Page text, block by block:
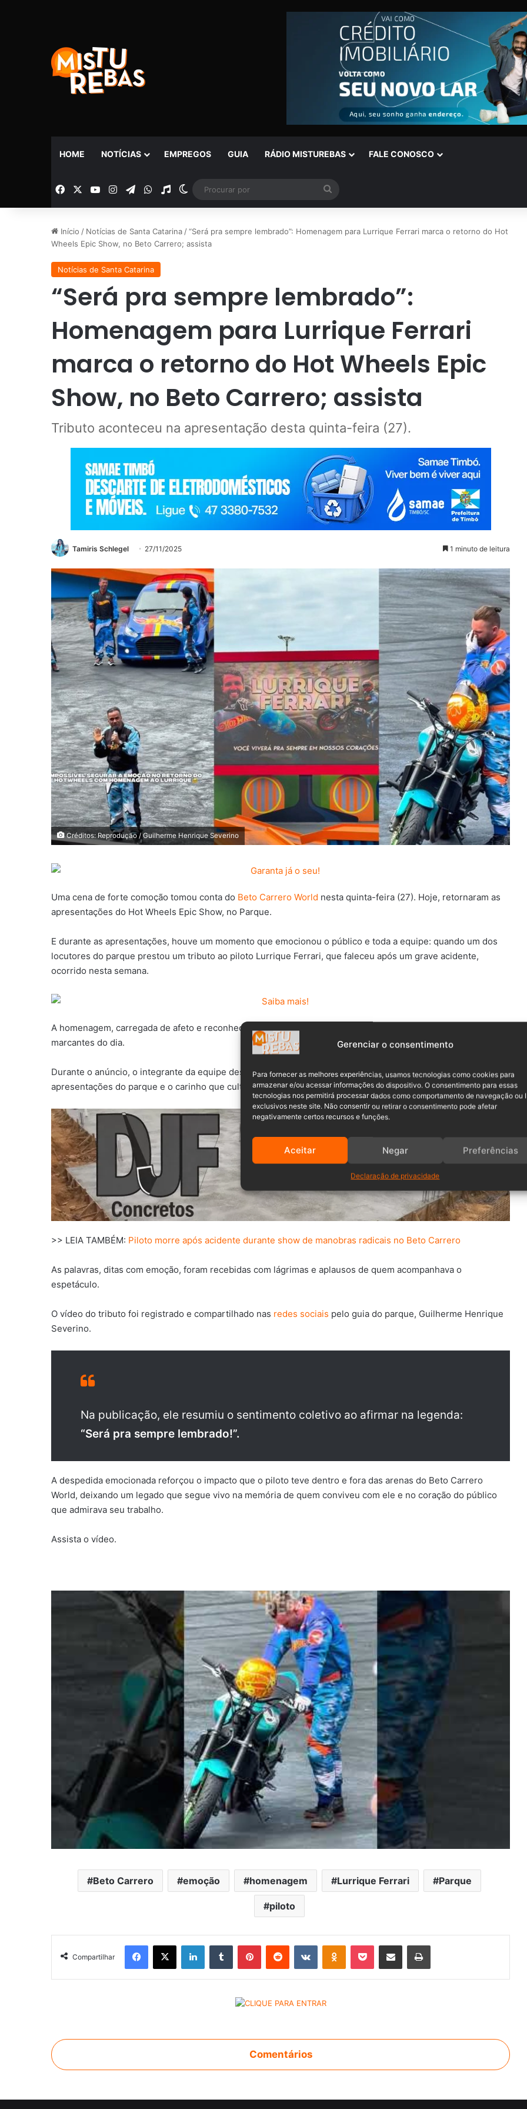
Gerenciar o consentimento
Para fornecer as melhores experiências, usamos tecnologias como cookies para
armazenar e/ou acessar informações do dispositivo. O consentimento para essas
tecnologias nos permitirá processar dados como comportamento de navegação ou
exclusivos neste site. Não consentir ou retirar o consentimento pode afetar
negativamente certos recursos e funções.
Aceitar Negar Preferências
Declaração de privacidade
HOME NOTÍCIAS EMPREGOS GUIA RÁDIO MISTUREBAS FALE CONOSCO
Facebook YouTubeInstagramTelegramWhatsApp
Rádio Switch skin
por
Início / Notícias de Santa Catarina /“Será pra sempre lembrado”: Homenagem para Lurrique Ferrari marca o retorno do Hot
Wheels Epic Show, no Beto Carrero; assista
Notícias de Santa Catarina
“Será pra sempre lembrado”:
Homenagem para Lurrique Ferrari
marca o retorno do Hot Wheels Epic
Show, no Beto Carrero; assista
Tributo aconteceu na apresentação desta quinta-feira (27).
Tamiris Schlegel 27/11/2025 1 minuto de leitura
Créditos: Reprodução / Guilherme Henrique Severino
Uma cena de forte comoção tomou conta do Beto Carrero World nesta quinta-feira (27). Hoje, retornaram as
apresentações do Hot Wheels Epic Show, no Parque.
E durante as apresentações, houve um momento que emocionou o público e toda a equipe: quando um dos
locutores do parque prestou um tributo ao piloto Lurrique Ferrari, que faleceu após um grave acidente,
ocorrido nesta semana.
A homenagem, carregada de afeto e reconhecimento, rapidamente se tornou um dos momentos mais
marcantes do dia.
Durante o anúncio, o integrante da equipe destacou a paixão de Lurrique pela velocidade, sua dedicação às
apresentações do parque e o carinho que cultivou entre colegas e fãs ao longo dos anos.
>> LEIA TAMBÉM: Piloto morre após acidente durante show de manobras radicais no Beto Carrero
As palavras, ditas com emoção, foram recebidas com lágrimas e aplausos de quem acompanhava o
espetáculo.
O vídeo do tributo foi registrado e compartilhado nas redes sociais pelo guia do parque, Guilherme Henrique
Severino.
Na publicação, ele resumiu o sentimento coletivo ao afirmar na legenda:
“Será pra sempre lembrado!”.
A despedida emocionada reforçou o impacto que o piloto teve dentro e fora das arenas do Beto Carrero
World, deixando um legado que segue vivo na memória de quem conviveu com ele e no coração do público
que admirava seu trabalho.
Assista o vídeo.
Beto Carrero emoção homenagem Lurrique Ferrari Parque
piloto
Compartilhar
Comentários